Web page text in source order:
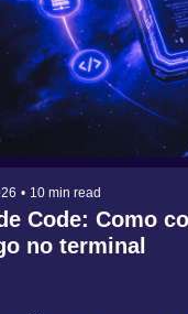
• 10 min read
Code: Como
no terminal